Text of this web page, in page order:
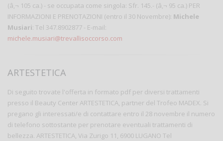
(â‚¬ 105 ca.) - se occupata come singola: Sfr. 145.- (â‚¬ 95 ca.) PER
INFORMAZIONI E PRENOTAZIONI (entro il 30 Novembre): Michele
Musiari: Tel 347.8902877 - E-mail:
michele.musiari@trevallisoccorso.com
ARTESTETICA
Di seguito trovate l'offerta in formato pdf per diversi trattamenti
presso il Beauty Center ARTESTETICA, partner del Trofeo MADEX. Si
pregano gli interessati/e di contattare entro il 28 novembre il numero
di telefono sottostante per prenotare eventuali trattamenti di
bellezza. ARTESTETICA, Via Zurigo 11, 6900 LUGANO Tel